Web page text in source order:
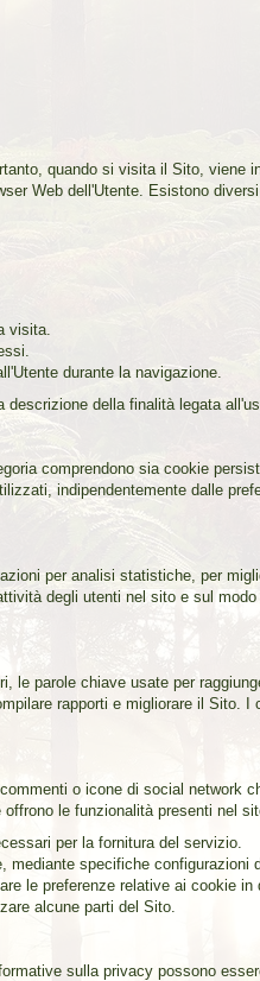
quando si visita il Sito, viene
Web dell'Utente. Esistono
visita.
durante la navigazione.
della finalità legata
comprendono sia cookie
indipendentemente dalle
per analisi statistiche, per
degli utenti nel sito e sul
le parole chiave usate per
rapporti e migliorare il Sito. I
o icone di social network
le funzionalità presenti nel
per la fornitura del servizio.
specifiche configurazioni
le preferenze relative ai cookie
alcune parti del Sito.
sulla privacy possono